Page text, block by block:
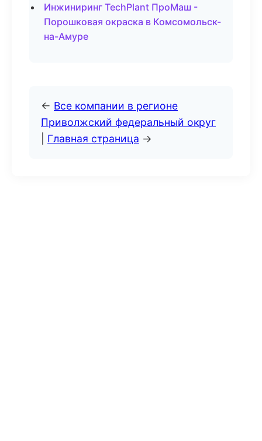
Инжиниринг TechPlant ПроМаш -
Порошковая окраска в Комсомольск-
на-Амуре
← Все компании в регионе
Приволжский федеральный округ
Главная страница →